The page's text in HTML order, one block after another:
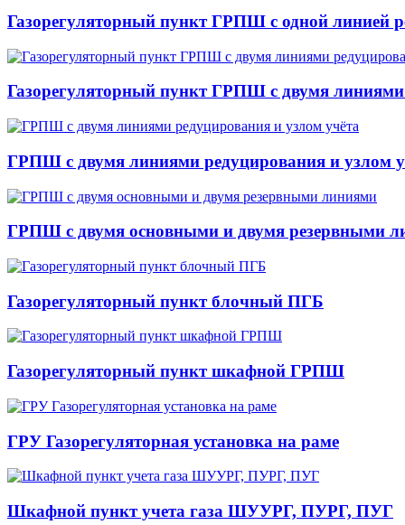
Газорегуляторный пункт ГРПШ с одной линией
Газорегуляторный пункт ГРПШ с двумя
ГРПШ с двумя линиями редуцирования и узлом
ГРПШ с двумя основными и двумя резервными
Газорегуляторный пункт блочный ПГБ
Газорегуляторный пункт шкафной ГРПШ
ГРУ Газорегуляторная установка на раме
Шкафной пункт учета газа ШУУРГ, ПУРГ, ПУГ